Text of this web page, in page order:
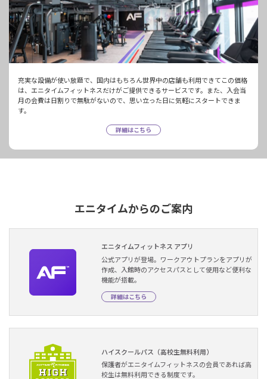
充実な設備が使い放題で、国内はもちろん世界中の店舗も利用できてこの価格
は、エニタイムフィットネスだけがご提供できるサービスです。また、入会当
月の会費は日割りで無駄がないので、思い立った日に気軽にスタートできま
す。
詳細はこちら
エニタイムからのご案内
エニタイムフィットネス アプリ
公式アプリが登場。ワークアウトプランをアプリが
作成、入館時のアクセスパスとして使用など便利な
機能が搭載。
詳細はこちら
ハイスクールパス（高校生無料利用）
保護者がエニタイムフィットネスの会員であれば高
校生は無料利用できる制度です。